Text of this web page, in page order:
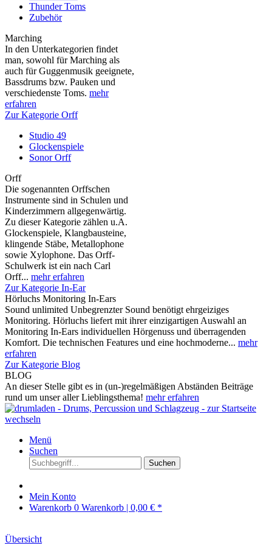
Thunder Toms
Zubehör
Marching
In den Unterkategorien findet
man, sowohl für Marching als
auch für Guggenmusik geeignete,
Bassdrums bzw. Pauken und
verschiedenste Toms. mehr
erfahren
Zur Kategorie Orff
Studio 49
Glockenspiele
Sonor Orff
Orff
Die sogenannten Orffschen
Instrumente sind in Schulen und
Kinderzimmern allgegenwärtig.
Zu dieser Kategorie zählen u.A.
Glockenspiele, Klangbausteine,
klingende Stäbe, Metallophone
sowie Xylophone. Das Orff-
Schulwerk ist ein nach Carl
Orff... mehr erfahren
Zur Kategorie In-Ear
Hörluchs Monitoring In-Ears
Sound unlimited Unbegrenzter Sound benötigt ehrgeiziges
Monitoring. Hörluchs liefert mit ihrer einzigartigen Auswahl an
Monitoring In-Ears individuellen Hörgenuss und überragenden
Komfort. Die technischen Features und eine hochmoderne... mehr
erfahren
Zur Kategorie Blog
BLOG
An dieser Stelle gibt es in (un-)regelmäßigen Abständen Beiträge
rund um unser aller Lieblingsthema! mehr erfahren
Menü
Suchen
Suchen
Mein Konto
Warenkorb 0 Warenkorb | 0,00 € *
Übersicht